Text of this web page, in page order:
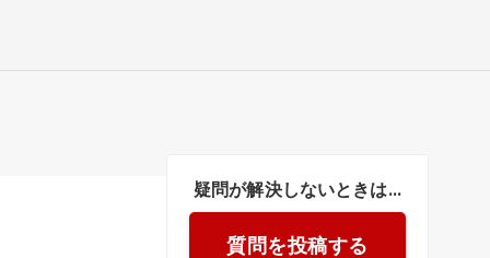
疑問が解決しないときは...
質問を投稿する